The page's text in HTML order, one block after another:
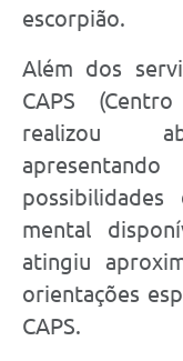
escorpião.
Além dos
CAPS
realizou
mental
atingiu
orientações
CAPS.